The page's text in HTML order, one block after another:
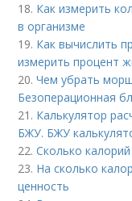
18. Как измерить
в организме
19. Как вычислить
измерить процент
20.Чем убрать
Безоперационная
21. Калькулятор
БЖУ. БЖУ
22.Сколько
23. На сколько
ценность